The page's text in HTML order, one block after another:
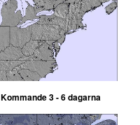
Kommande 3 - 6 dagarna